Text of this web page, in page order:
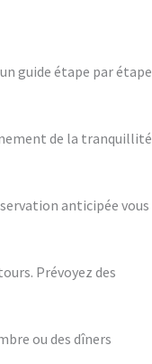
guide étape par étape
de la tranquillité
anticipée vous
Prévoyez des
ou des dîners